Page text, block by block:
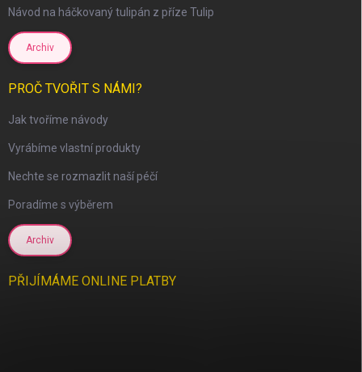
Návod na háčkovaný tulipán z příze Tulip
Archiv
PROČ TVOŘIT S NÁMI?
Jak tvoříme návody
Vyrábíme vlastní produkty
Nechte se rozmazlit naší péčí
Poradíme s výběrem
Archiv
PŘIJÍMÁME ONLINE PLATBY